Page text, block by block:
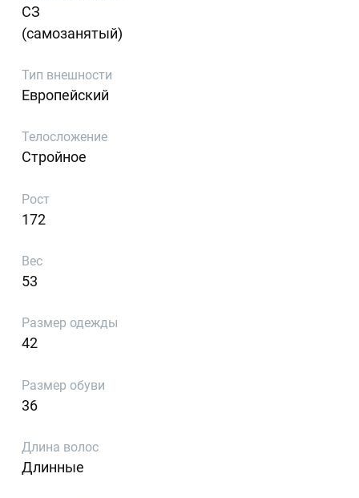
СЗ
(самозанятый)
Тип внешности
Европейский
Телосложение
Стройное
Рост
172
Вес
53
Размер одежды
42
Размер обуви
36
Длина волос
Длинные